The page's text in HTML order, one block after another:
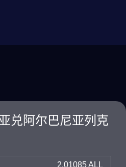
兑阿尔巴尼亚列克
2.01085 ALL